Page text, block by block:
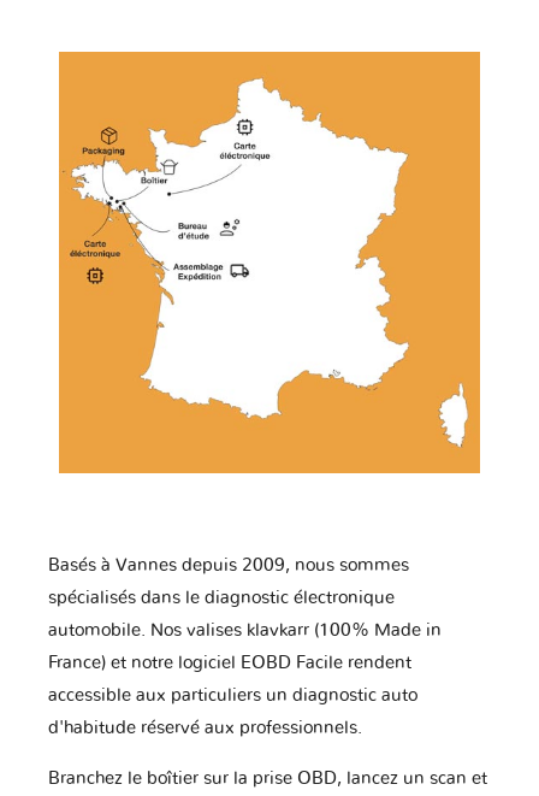
Basés à Vannes depuis 2009, nous sommes
spécialisés dans le diagnostic électronique
automobile. Nos valises klavkarr (100% Made in
France) et notre logiciel EOBD Facile rendent
accessible aux particuliers un diagnostic auto
d'habitude réservé aux professionnels.
Branchez le boîtier sur la prise OBD, lancez un scan et